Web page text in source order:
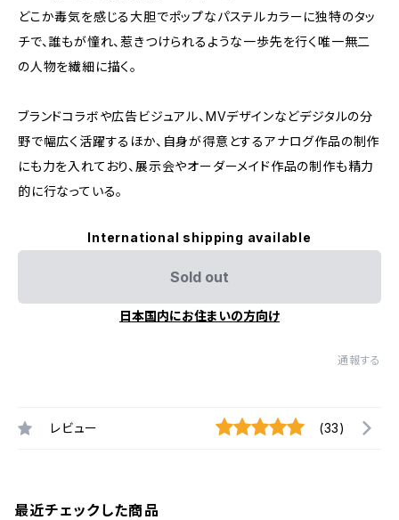
どこか毒気を感じる大胆でポップなパステルカラーに独特のタッ
チで、誰もが憧れ、惹きつけられるような一歩先を行く唯一無二
の人物を繊細に描く。
ブランドコラボや広告ビジュアル、MVデザインなどデジタルの分
野で幅広く活躍するほか、自身が得意とするアナログ作品の制作
にも力を入れており、展示会やオーダーメイド作品の制作も精力
的に行なっている。
International shipping available
Sold out
日本国内にお住まいの方向け
通報する
レビュー (33)
最近チェックした商品